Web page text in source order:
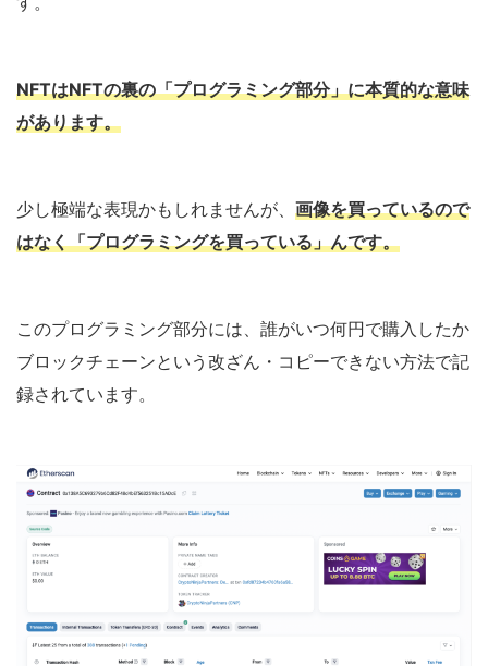
NFTはNFTの裏の「プログラミング部分」に本質的な意味
があります。
少し極端な表現かもしれませんが、 画像を買っているので
はなく「プログラミングを買っている」んです。
このプログラミング部分には、誰がいつ何円で購入したか
ブロックチェーンという改ざん・コピーできない方法で記
録されています。